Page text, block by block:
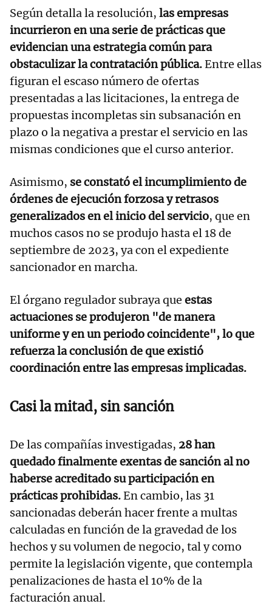
Según detalla la resolución, las empresas
incurrieron en una serie de prácticas que
evidencian una estrategia común para
obstaculizar la contratación pública.Entre ellas
figuran el escaso número de ofertas
presentadas a las licitaciones, la entrega de
propuestas incompletas sin subsanación en
plazo o la negativa a prestar el servicio en las
mismas condiciones que el curso anterior.
Asimismo, se constató el incumplimiento de
órdenes de ejecución forzosa y retrasos
generalizados en el inicio del servicio, que en
muchos casos no se produjo hasta el 18 de
septiembre de 2023, ya con el expediente
sancionador en marcha.
El órgano regulador subraya que estas
actuaciones se produjeron "de manera
uniforme y en un periodo coincidente", lo que
refuerza la conclusión de que existió
coordinación entre las empresas implicadas.
Casi la mitad, sin sanción
De las compañías investigadas, 28 han
quedado finalmente exentas de sanción al no
haberse acreditado su participación en
prácticas prohibidas.En cambio, las 31
sancionadas deberán hacer frente a multas
calculadas en función de la gravedad de los
hechos y su volumen de negocio, tal y como
permite la legislación vigente, que contempla
penalizaciones de hasta el 10% de la
facturación anual.